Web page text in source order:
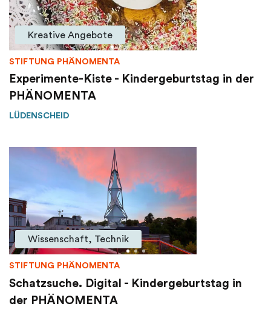
Kreative Angebote
STIFTUNG PHÄNOMENTA
Experimente-Kiste - Kindergeburtstag in der
PHÄNOMENTA
LÜDENSCHEID
Wissenschaft, Technik
STIFTUNG PHÄNOMENTA
Schatzsuche. Digital - Kindergeburtstag in
der PHÄNOMENTA